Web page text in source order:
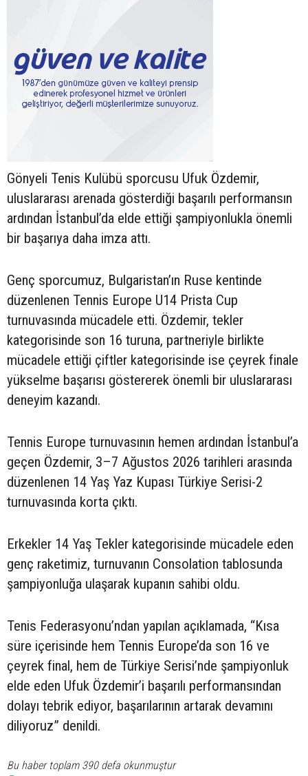
Gönyeli Tenis Kulübü sporcusu Ufuk Özdemir,
uluslararası arenada gösterdiği başarılı performansın
ardından İstanbul’da elde ettiği şampiyonlukla önemli
bir başarıya daha imza attı.
Genç sporcumuz, Bulgaristan’ın Ruse kentinde
düzenlenen Tennis Europe U14 Prista Cup
turnuvasında mücadele etti. Özdemir, tekler
kategorisinde son 16 turuna, partneriyle birlikte
mücadele ettiği çiftler kategorisinde ise çeyrek finale
yükselme başarısı göstererek önemli bir uluslararası
deneyim kazandı.
Tennis Europe turnuvasının hemen ardından İstanbul’a
geçen Özdemir, 3–7 Ağustos 2026 tarihleri arasında
düzenlenen 14 Yaş Yaz Kupası Türkiye Serisi-2
turnuvasında korta çıktı.
Erkekler 14 Yaş Tekler kategorisinde mücadele eden
genç raketimiz, turnuvanın Consolation tablosunda
şampiyonluğa ulaşarak kupanın sahibi oldu.
Tenis Federasyonu’ndan yapılan açıklamada, “Kısa
süre içerisinde hem Tennis Europe’da son 16 ve
çeyrek final, hem de Türkiye Serisi’nde şampiyonluk
elde eden Ufuk Özdemir’i başarılı performansından
dolayı tebrik ediyor, başarılarının artarak devamını
diliyoruz” denildi.
Bu haber toplam 390 defa okunmuştur